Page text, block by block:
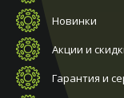
Новинки
Акции и
Гарантия и